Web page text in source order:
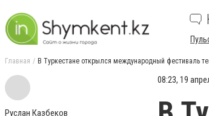
Главная В Туркестане открылся международный фестиваль
Руслан Казбеков
08:23, 19